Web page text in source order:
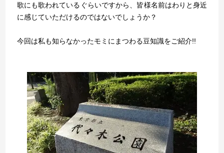
歌にも歌われているぐらいですから、皆様名前はわりと身近
に感じていただけるのではないでしょうか？
今回は私も知らなかったモミにまつわる豆知識をご紹介!!